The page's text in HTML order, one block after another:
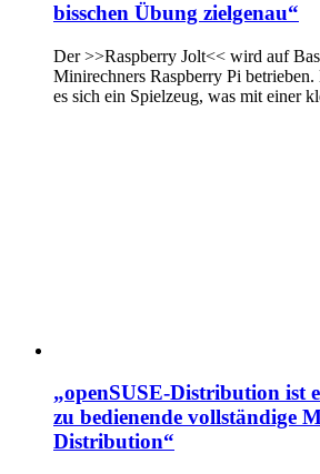
bisschen Übung zielgenau“
Der >>Raspberry Jolt<< wird auf
Minirechners Raspberry Pi
es sich ein Spielzeug, was mit einer
„openSUSE-Distribution ist
zu bedienende vollständige
Distribution“